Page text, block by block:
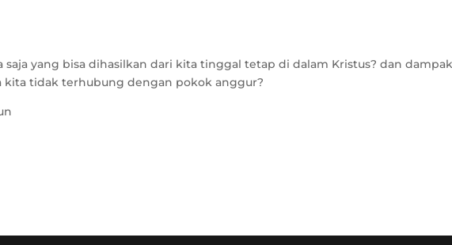
saja yang bisa dihasilkan dari kita tinggal tetap di dalam Kristus? dan
kita tidak terhubung dengan pokok anggur?